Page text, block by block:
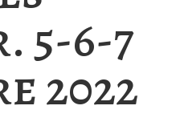
5-6-7
2022